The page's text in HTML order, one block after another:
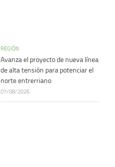
REGIÓN
Avanza el proyecto de nueva línea
de alta tensión para potenciar el
norte entrerriano
07/08/2026